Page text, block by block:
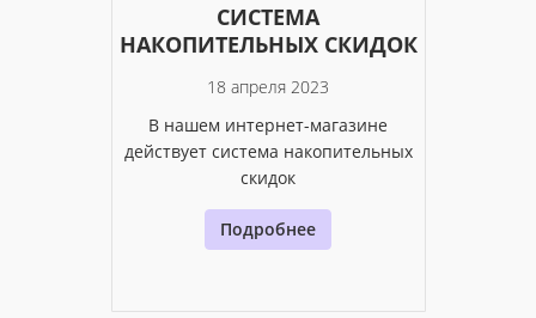
СИСТЕМА
НАКОПИТЕЛЬНЫХ СКИДОК
18 апреля 2023
В нашем интернет-магазине
действует система накопительных
скидок
Подробнее